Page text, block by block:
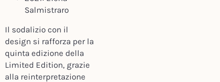
Salmistraro
Il sodalizio con il
design si rafforza per la
quinta edizione della
Limited Edition, grazie
alla reinterpretazione